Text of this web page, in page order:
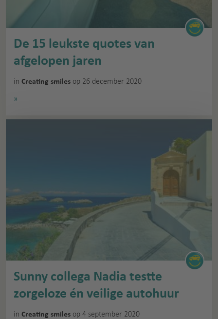
De 15 leukste quotes van
afgelopen jaren
in Creating smiles op 26 december 2020
»
Sunny collega Nadia testte
zorgeloze én veilige autohuur
in Creating smiles op 4 september 2020